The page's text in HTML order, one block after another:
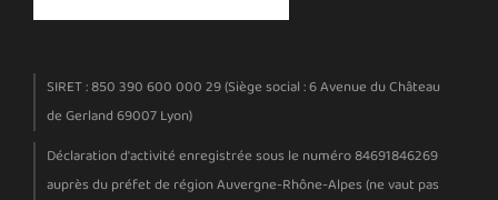
SIRET : 850 390 600 000 29 (Siège social : 6 Avenue du Château
de Gerland 69007 Lyon)
Déclaration d'activité enregistrée sous le numéro 84691846269
auprès du préfet de région Auvergne-Rhône-Alpes (ne vaut pas